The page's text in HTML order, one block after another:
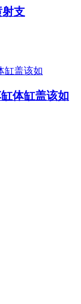
支
体缸盖该如